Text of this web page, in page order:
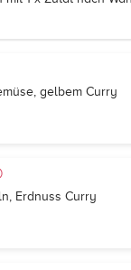
gelbem Curry
Erdnuss Curry